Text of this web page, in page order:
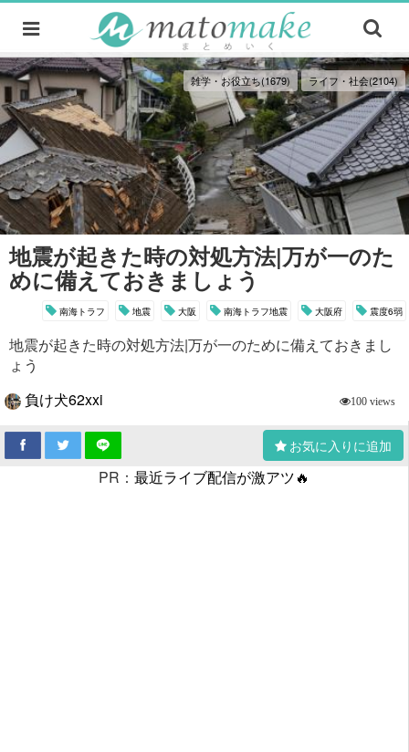
雑学・お役立ち(1679) ライフ・社会(2104)
地震が起きた時の対処方法|万が一のた
めに備えておきましょう
南海トラフ 地震 大阪 南海トラフ地震 大阪府 震度6弱
地震が起きた時の対処方法|万が一のために備えておきまし
ょう
負け犬62xxi
100 views
お気に入りに追加
PR： 最近ライブ配信が激アツ🔥